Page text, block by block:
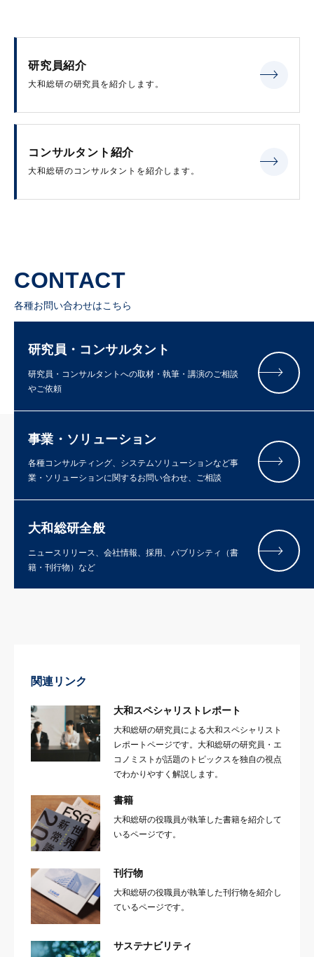
研究員紹介
大和総研の研究員を紹介します。
コンサルタント紹介
大和総研のコンサルタントを紹介します。
CONTACT
各種お問い合わせはこちら
研究員・コンサルタント
研究員・コンサルタントへの取材・執筆・講演のご相談
やご依頼
事業・ソリューション
各種コンサルティング、システムソリューションなど事
業・ソリューションに関するお問い合わせ、ご相談
大和総研全般
ニュースリリース、会社情報、採用、パブリシティ（書
籍・刊行物）など
関連リンク
大和スペシャリストレポート
大和総研の研究員による大和スペシャリスト
レポートページです。大和総研の研究員・エ
コノミストが話題のトピックスを独自の視点
でわかりやすく解説します。
書籍
大和総研の役職員が執筆した書籍を紹介して
いるページです。
刊行物
大和総研の役職員が執筆した刊行物を紹介し
ているページです。
サステナビリティ